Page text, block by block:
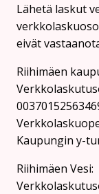
Lähetä laskut
eivät
Riihimäen
Kaupungin y-
Rii­hi­mäen Vesi: